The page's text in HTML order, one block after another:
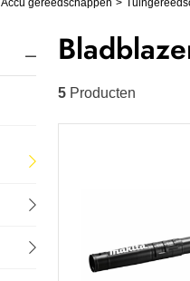
Accu gereedschappen
5 Producten